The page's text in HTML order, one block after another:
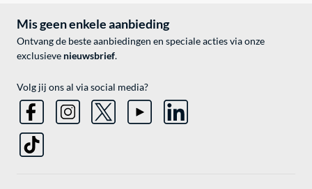
Mis geen enkele aanbieding
Ontvang de beste aanbiedingen en speciale acties via onze
exclusieve nieuwsbrief.
Volg jij ons al via social media?